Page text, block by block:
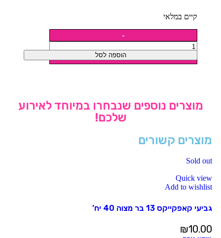
קיים במלאי
הוספה לסל
מוצרים נוספים שנבחרו במיוחד לאירוע
שלכם!
מוצרים קשורים
Sold out
Quick view
Add to wishlist
גביעי קאפקייקס 13 בר מצוה 40 יח’
₪10.00